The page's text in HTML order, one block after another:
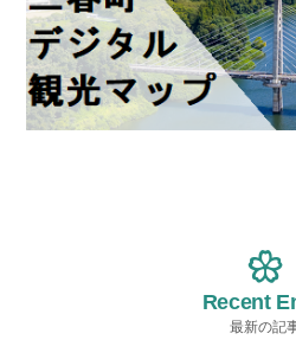
Recent
最新の記